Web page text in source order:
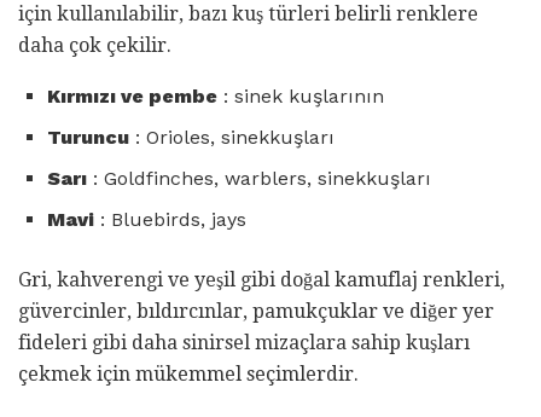
için kullanılabilir, bazı kuş türleri belirli renklere
daha çok çekilir.
Kırmızı ve pembe : sinek kuşlarının
Turuncu : Orioles, sinekkuşları
Sarı : Goldfinches, warblers, sinekkuşları
Mavi : Bluebirds, jays
Gri, kahverengi ve yeşil gibi doğal kamuflaj renkleri,
güvercinler, bıldırcınlar, pamukçuklar ve diğer yer
fideleri gibi daha sinirsel mizaçlara sahip kuşları
çekmek için mükemmel seçimlerdir.